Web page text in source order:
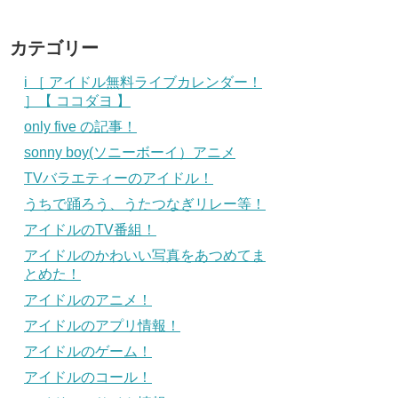
カテゴリー
i ［ アイドル無料ライブカレンダー！
］【 ココダヨ 】
only five の記事！
sonny boy(ソニーボーイ）アニメ
TVバラエティーのアイドル！
うちで踊ろう、うたつなぎリレー等！
アイドルのTV番組！
アイドルのかわいい写真をあつめてま
とめた！
アイドルのアニメ！
アイドルのアプリ情報！
アイドルのゲーム！
アイドルのコール！